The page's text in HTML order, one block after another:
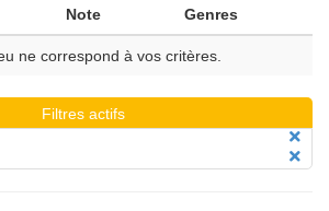
Note Genres
ne correspond à vos critères.
Filtres actifs